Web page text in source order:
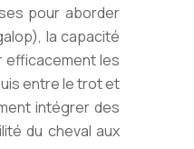
pour aborder
la capacité
efficacement les
entre le trot et
intégrer des
du cheval aux